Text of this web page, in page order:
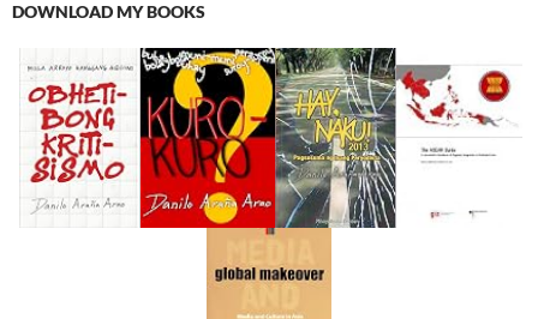
DOWNLOAD MY BOOKS